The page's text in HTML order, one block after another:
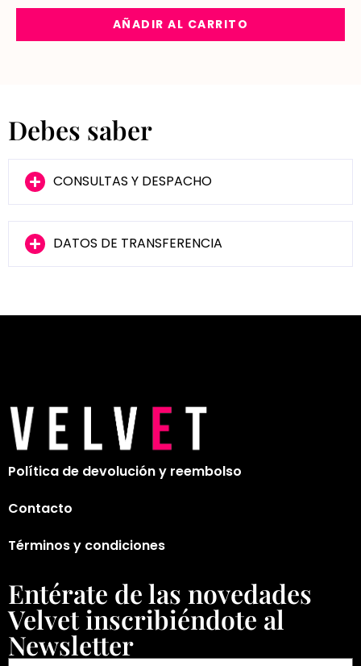
AÑADIR AL CARRITO
Debes saber
CONSULTAS Y DESPACHO
DATOS DE TRANSFERENCIA
Política de devolución y reembolso
Contacto
Términos y condiciones
Entérate de las novedades
Velvet inscribiéndote al
Newsletter